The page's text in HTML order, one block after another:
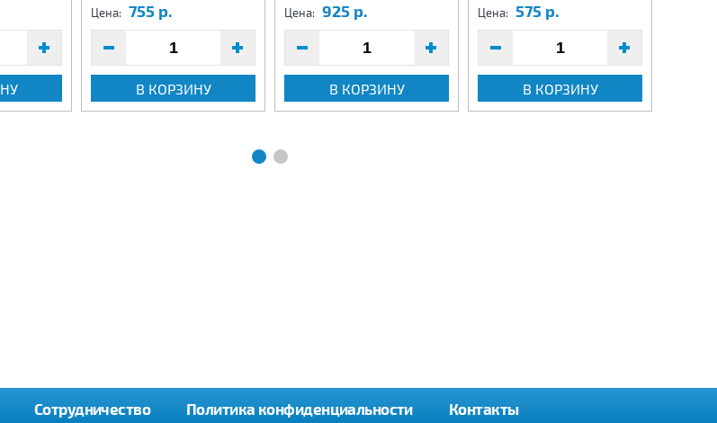
Цена: 755 р.
В КОРЗИНУ
Цена: 925 р.
В КОРЗИНУ
Цена: 575 р.
В КОРЗИНУ
Сотрудничество Политика конфиденциальности Контакты